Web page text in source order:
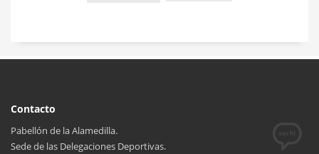
Contacto
Pabellón de la Alamedilla.
Sede de las Delegaciones Deportivas.